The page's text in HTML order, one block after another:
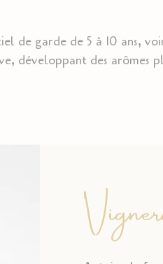
de garde de 5 à 10 ans,
développant des arômes